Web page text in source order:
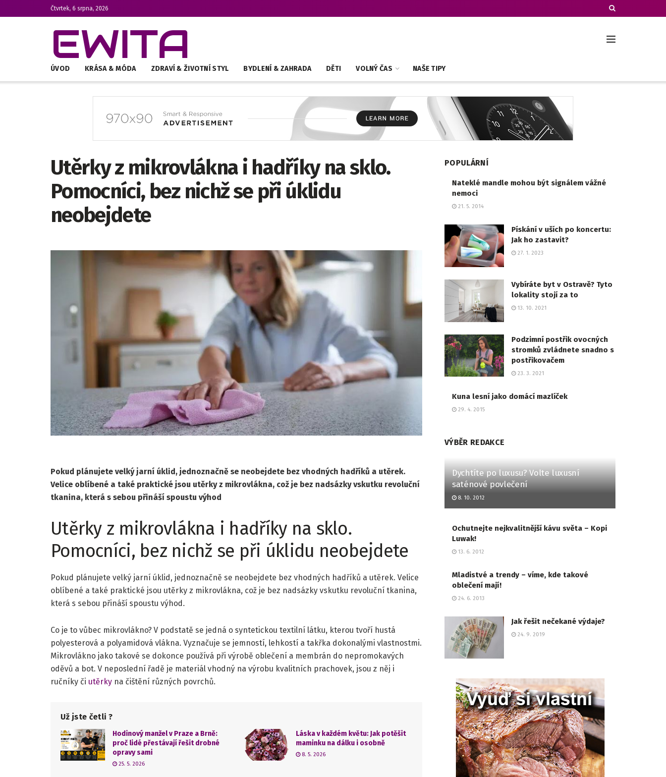
Čtvrtek, 6 srpna, 2026
EWITA
ÚVOD KRÁSA & MÓDA ZDRAVÍ & ŽIVOTNÍ STYL BYDLENÍ & ZAHRADA DĚTI VOLNÝ ČAS NAŠE TIPY
Utěrky z mikrovlákna i hadříky na sklo.
Pomocníci, bez nichž se při úklidu
neobejdete
Pokud plánujete velký jarní úklid, jednoznačně se neobejdete bez vhodných hadříků a utěrek.
Velice oblíbené a také praktické jsou utěrky z mikrovlákna, což je bez nadsázky vskutku revoluční
tkanina, která s sebou přináší spoustu výhod
Utěrky z mikrovlákna i hadříky na sklo.
Pomocníci, bez nichž se při úklidu neobejdete
Pokud plánujete velký jarní úklid, jednoznačně se neobejdete bez vhodných hadříků a utěrek. Velice
oblíbené a také praktické jsou utěrky z mikrovlákna, což je bez nadsázky vskutku revoluční tkanina,
která s sebou přináší spoustu výhod.
Co je to vůbec mikrovlákno? V podstatě se jedná o syntetickou textilní látku, kterou tvoří hustá
polyesterová a polyamidová vlákna. Vyznačuje se jemností, lehkostí a takřka dokonalými vlastnostmi.
Mikrovlákno jako takové se dokonce používá při výrobě oblečení a membrán do nepromokavých
oděvů a bot. V neposlední řadě je materiál vhodný na výrobu kvalitních prachovek, jsou z něj i
ručníky či utěrky na čištění různých povrchů.
Už jste četli ?
Hodinový manžel v Praze a Brně:
proč lidé přestávají řešit drobné
opravy sami
25. 5. 2026
Láska v každém květu: Jak potěšit
maminku na dálku i osobně
8. 5. 2026
POPULÁRNÍ
Nateklé mandle mohou být signálem vážné
nemoci
21. 5. 2014
Pískání v uších po koncertu:
Jak ho zastavit?
27. 1. 2023
Vybíráte byt v Ostravě? Tyto
lokality stojí za to
13. 10. 2021
Podzimní postřik ovocných
stromků zvládnete snadno s
postřikovačem
23. 3. 2021
Kuna lesní jako domácí mazlíček
29. 4. 2015
VÝBĚR REDAKCE
Dychtíte po luxusu? Volte luxusní
saténové povlečení
8. 10. 2012
Ochutnejte nejkvalitnější kávu světa – Kopi
Luwak!
13. 6. 2012
Mladistvé a trendy – víme, kde takové
oblečení mají!
24. 6. 2013
Jak řešit nečekané výdaje?
24. 9. 2019